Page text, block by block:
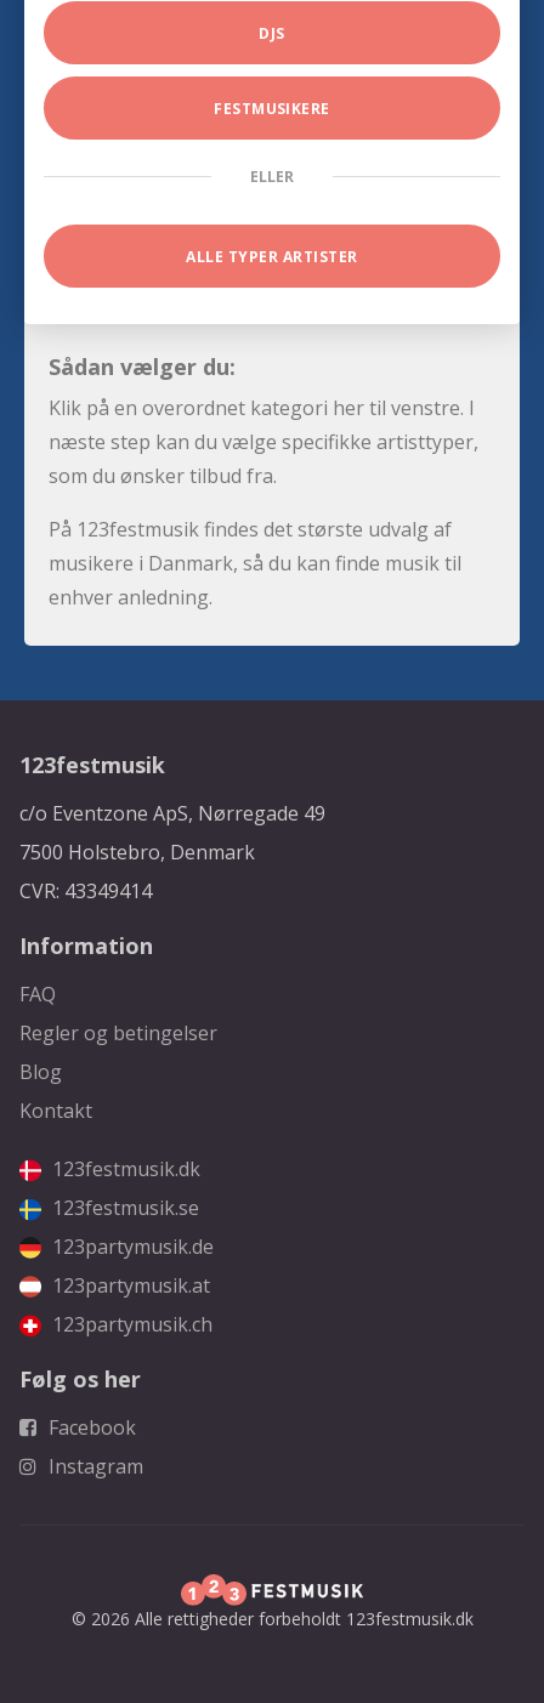
DJS
FESTMUSIKERE
ELLER
ALLE TYPER ARTISTER
Sådan vælger du:
Klik på en overordnet kategori her til venstre. I
næste step kan du vælge specifikke artisttyper,
som du ønsker tilbud fra.
På 123festmusik findes det største udvalg af
musikere i Danmark, så du kan finde musik til
enhver anledning.
123festmusik
c/o Eventzone ApS, Nørregade 49
7500 Holstebro, Denmark
CVR: 43349414
Information
FAQ
Regler og betingelser
Blog
Kontakt
123festmusik.dk
123festmusik.se
123partymusik.de
123partymusik.at
123partymusik.ch
Følg os her
Facebook
Instagram
© 2026 Alle rettigheder forbeholdt 123festmusik.dk